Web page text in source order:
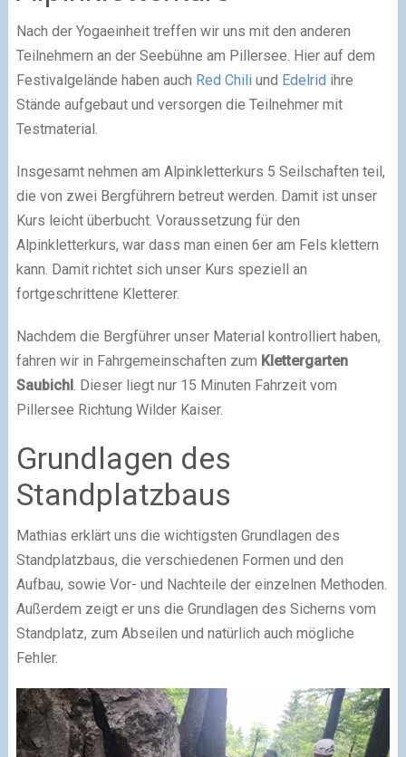
Nach der Yogaeinheit treffen wir uns mit den anderen
Teilnehmern an der Seebühne am Pillersee. Hier auf dem
Festivalgelände haben auch Red Chiliund Edelrid ihre
Stände aufgebaut und versorgen die Teilnehmer mit
Testmaterial.
Insgesamt nehmen am Alpinkletterkurs 5 Seilschaften teil,
die von zwei Bergführern betreut werden. Damit ist unser
Kurs leicht überbucht. Voraussetzung für den
Alpinkletterkurs, war dass man einen 6er am Fels klettern
kann. Damit richtet sich unser Kurs speziell an
fortgeschrittene Kletterer.
Nachdem die Bergführer unser Material kontrolliert haben,
fahren wir in Fahrgemeinschaften zum Klettergarten
Saubichl . Dieser liegt nur 15 Minuten Fahrzeit vom
Pillersee Richtung Wilder Kaiser.
Grundlagen des
Standplatzbaus
Mathias erklärt uns die wichtigsten Grundlagen des
Standplatzbaus, die verschiedenen Formen und den
Aufbau, sowie Vor- und Nachteile der einzelnen Methoden.
Außerdem zeigt er uns die Grundlagen des Sicherns vom
Standplatz, zum Abseilen und natürlich auch mögliche
Fehler.